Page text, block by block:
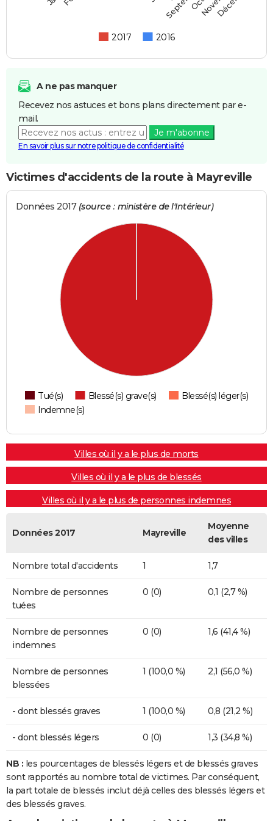
2017 2016
A ne pas manquer
Recevez nos astuces et bons plans directement par e-
mail.
Je m'abonne
En savoir plus sur notre politique de confidentialité
Victimes d'accidents de la route à Mayreville
Données 2017 (source : ministère de l'Intérieur)
Tué(s) Blessé(s) grave(s)
Blessé(s) léger(s)
Indemne(s)
Villes où il y a le plus de morts
Villes où il y a le plus de blessés
Villes où il y a le plus de personnes indemnes
Données 2017 Mayreville
Moyenne
des villes
Nombre total d'accidents 1 1,7
Nombre de personnes
tuées
0 (0) 0,1 (2,7 %)
Nombre de personnes
indemnes
0 (0) 1,6 (41,4 %)
Nombre de personnes
blessées
1 (100,0 %) 2,1 (56,0 %)
- dont blessés graves 1 (100,0 %) 0,8 (21,2 %)
- dont blessés légers 0 (0) 1,3 (34,8 %)
NB : les pourcentages de blessés légers et de blessés graves
sont rapportés au nombre total de victimes. Par conséquent,
la part totale de blessés inclut déjà celles des blessés légers et
des blessés graves.